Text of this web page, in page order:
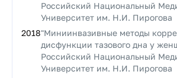
Российский Национальный
Университет им. Н.И. Пирогова
2018"Миниинвазивные методы
дисфункции тазового дна у
Российский Национальный
Университет им. Н.И. Пирогова